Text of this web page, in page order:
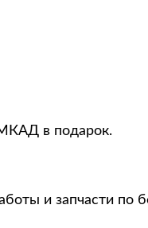
в подарок.
и запчасти по